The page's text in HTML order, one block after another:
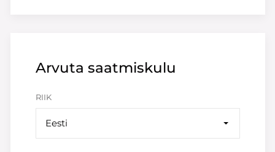
Arvuta saatmiskulu
RIIK
Eesti